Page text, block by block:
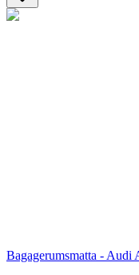
Bagagerumsmatta - Audi